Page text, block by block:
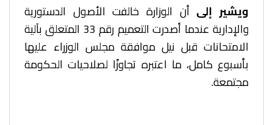
ويشير إلى أن الوزارة خالفت الأصول الدستورية
والإدارية عندما أصدرت التعميم رقم 33 المتعلق بآلية
الامتحانات قبل نيل موافقة مجلس الوزراء عليها
بأسبوع كامل، ما اعتبره تجاوزًا لصلاحيات الحكومة
مجتمعة.